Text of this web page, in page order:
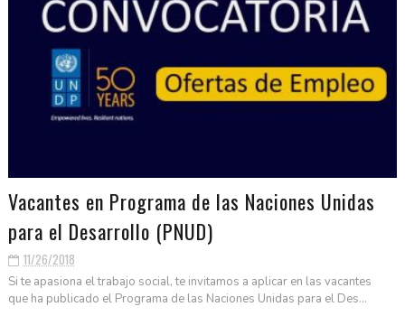
Vacantes en Programa de las Naciones Unidas
para el Desarrollo (PNUD)
11/26/2018
Si te apasiona el trabajo social, te invitamos a aplicar en las vacantes
que ha publicado el Programa de las Naciones Unidas para el Des...